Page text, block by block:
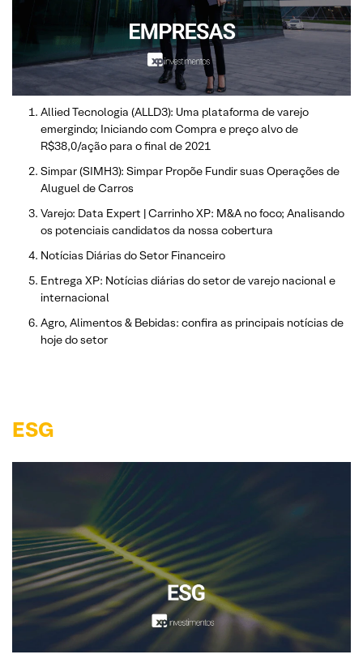
Allied Tecnologia (ALLD3): Uma plataforma de varejo
emergindo; Iniciando com Compra e preço alvo de
R$38,0/ação para o final de 2021
Simpar (SIMH3): Simpar Propõe Fundir suas Operações de
Aluguel de Carros
Varejo: Data Expert | Carrinho XP: M&A no foco; Analisando
os potenciais candidatos da nossa cobertura
Notícias Diárias do Setor Financeiro
Entrega XP: Notícias diárias do setor de varejo nacional e
internacional
Agro, Alimentos & Bebidas: confira as principais notícias de
hoje do setor
ESG